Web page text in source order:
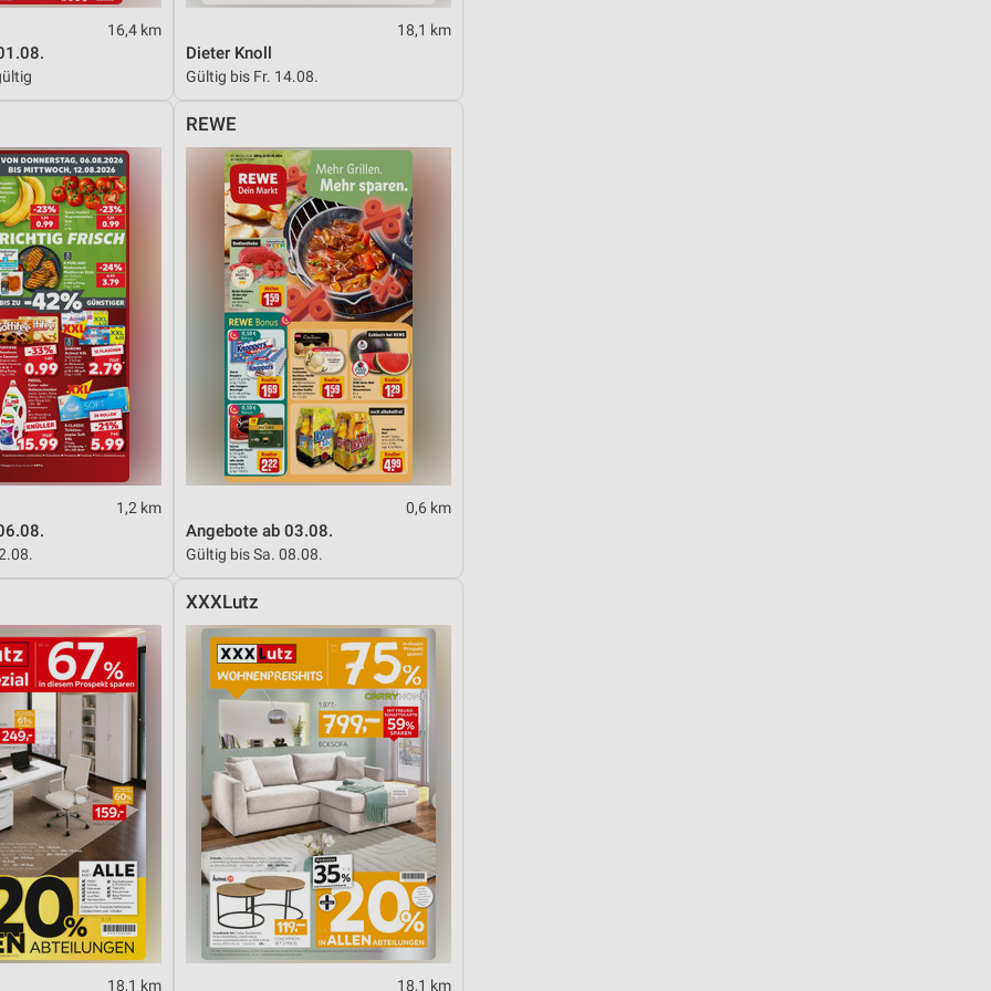
16,4 km 18,1 km
Dieter Knoll
Gültig bis Fr. 14.08.
1,2 km
REWE
0,6 km
Angebote ab 03.08.
Gültig bis Sa. 08.08.
18,1 km
XXXLutz
18,1 km
Daten aus verschiedenen